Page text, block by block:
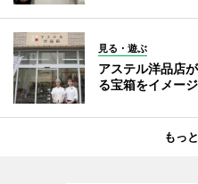
見る・遊ぶ
アステル洋品店
る宝箱をイメージ
もっ